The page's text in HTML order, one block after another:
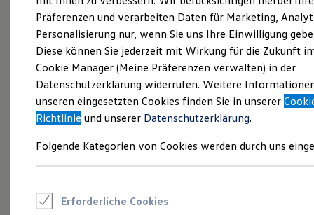
SUV und CUV
Familienautos
Kombis
Kompaktwagen
Sportwagen
Schnell verfügbare Fahrzeuge
Angebote und Produkte
Aktuelle Angebote
E-Auto-Förderung
Volkswagen Marktplatz
Junge Gebrauchtwagen und Gebrauchtwagen
Saisonangebote
Präferenzen und verarbeiten Daten für Marketing,
Personalisierung nur, wenn Sie uns Ihre Einwilligung
Diese können Sie jederzeit mit Wirkung für die Zukunft
Cookie Manager (Meine Präferenzen verwalten) in der
Datenschutzerklärung widerrufen. Weitere
unseren eingesetzten Cookies finden Sie in unserer
Richtlinie und unserer Datenschutzerklärung.
Folgende Kategorien von Cookies werden durch uns
Erforderliche Cookies